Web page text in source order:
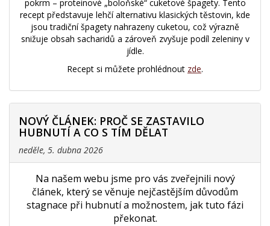
pokrm – proteinové „boloňské“ cuketové špagety. Tento
recept představuje lehčí alternativu klasických těstovin, kde
jsou tradiční špagety nahrazeny cuketou, což výrazně
snižuje obsah sacharidů a zároveň zvyšuje podíl zeleniny v
jídle.
Recept si můžete prohlédnout zde.
NOVÝ ČLÁNEK: PROČ SE ZASTAVILO
HUBNUTÍ A CO S TÍM DĚLAT
neděle, 5. dubna 2026
Na našem webu jsme pro vás zveřejnili nový
článek, který se věnuje nejčastějším důvodům
stagnace při hubnutí a možnostem, jak tuto fázi
překonat.